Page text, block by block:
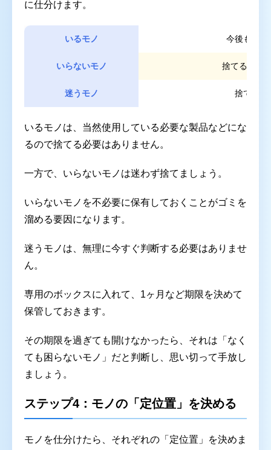
に仕分けます。
いるモノ 今後も使う
いらないモノ 捨てるモノ
迷うモノ 捨てるか
いるモノは、当然使用している必要な製品などにな
るので捨てる必要はありません。
一方で、いらないモノは迷わず捨てましょう。
いらないモノを不必要に保有しておくことがゴミを
溜める要因になります。
迷うモノは、無理に今すぐ判断する必要はありませ
ん。
専用のボックスに入れて、1ヶ月など期限を決めて
保管しておきます。
その期限を過ぎても開けなかったら、それは「なく
ても困らないモノ」だと判断し、思い切って手放し
ましょう。
ステップ4：モノの「定位置」を決める
モノを仕分けたら、それぞれの「定位置」を決めま